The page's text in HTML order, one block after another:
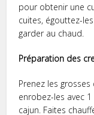
pour obtenir une
cuites, égouttez-
garder au chaud.
Préparation des
Prenez les
enrobez-les avec
cajun. Faites